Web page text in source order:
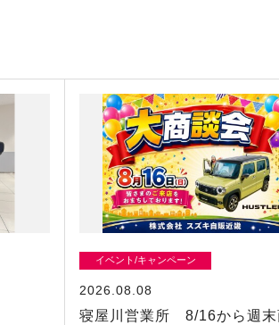
イベント/キャンペーン
2026.08.08
寝屋川営業所 8/16から週末